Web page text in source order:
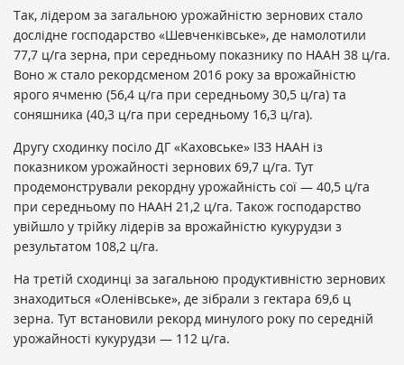
Так, лідером за загальною урожайністю зернових стало
дослідне господарство «Шевченківське», де намолотили
77,7 ц/га зерна, при середньому показнику по НААН 38 ц/га.
Воно ж стало рекордсменом 2016 року за врожайністю
ярого ячменю (56,4 ц/га при середньому 30,5 ц/га) та
соняшника (40,3 ц/га при середньому 16,3 ц/га).
Другу сходинку посіло ДГ «Каховське» ІЗЗ НААН із
показником урожайності зернових 69,7 ц/га. Тут
продемонстрували рекордну урожайність сої — 40,5 ц/га
при середньому по НААН 21,2 ц/га. Також господарство
увійшло у трійку лідерів за врожайністю кукурудзи з
результатом 108,2 ц/га.
На третій сходинці за загальною продуктивністю зернових
знаходиться «Оленівське», де зібрали з гектара 69,6 ц
зерна. Тут встановили рекорд минулого року по середній
урожайності кукурудзи — 112 ц/га.